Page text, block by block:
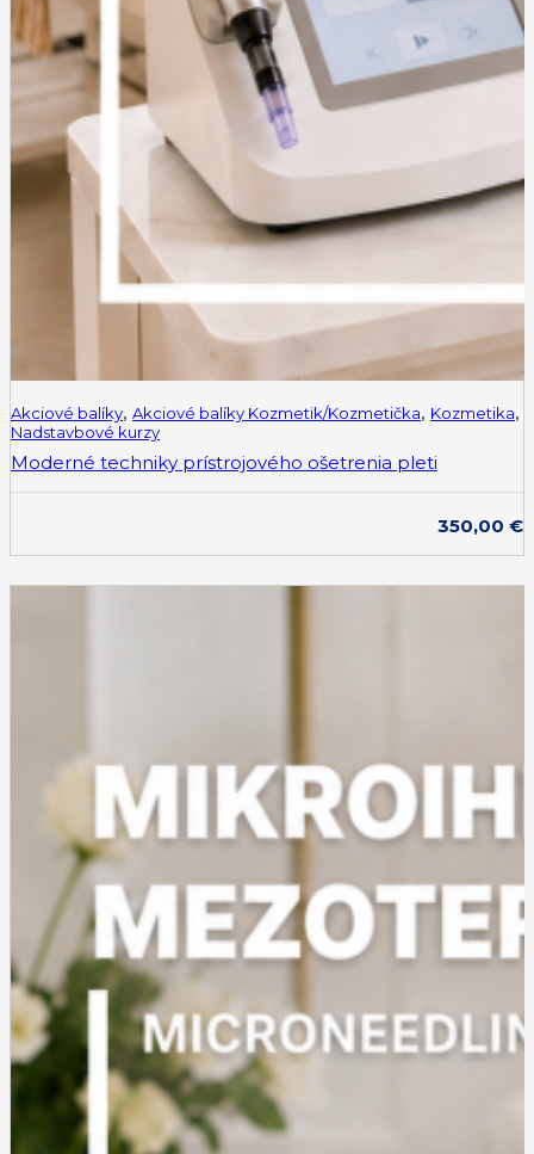
Akciové balíky, Akciové balíky Kozmetik/Kozmetička, Kozmetika,
Nadstavbové kurzy
Moderné techniky prístrojového ošetrenia pleti
350,00 €